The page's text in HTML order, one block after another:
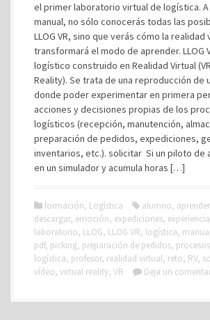
el primer laboratorio virtual de logística.
manual, no sólo conocerás todas las
LLOG VR, sino que verás cómo la realidad
transformará el modo de aprender. LLOG
logístico construido en Realidad Virtual
Reality). Se trata de una reproducción de
donde poder experimentar en primera
acciones y decisiones propias de los
logísticos (recepción, manutención,
preparación de pedidos, expediciones,
inventarios, etc.). solicitar Si un piloto de
en un simulador y acumula horas […]
formación, Logística alumno, aprender
descargar, emoción, expediciones, experiencia
laboratorio, LLOG, LLOG VR, logística,
pdf, picking, preparación de pedidos, procesos
logística, profesor, realidad virtual, reto, RV,
vídeo, virtual reality, VR Deja un